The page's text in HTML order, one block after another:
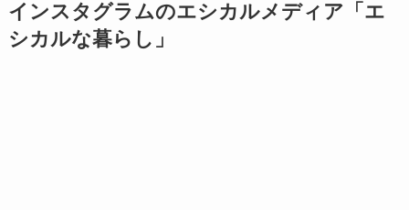
インスタグラムのエシカルメディア「エ
シカルな暮らし」